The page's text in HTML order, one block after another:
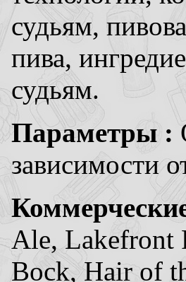
судьям,
пива,
судьям.
Параметры :
зависимости
Ale, Lakefront
Bock, Hair of